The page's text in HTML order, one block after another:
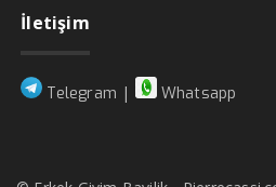
İletişim
Telegram | Whatsapp